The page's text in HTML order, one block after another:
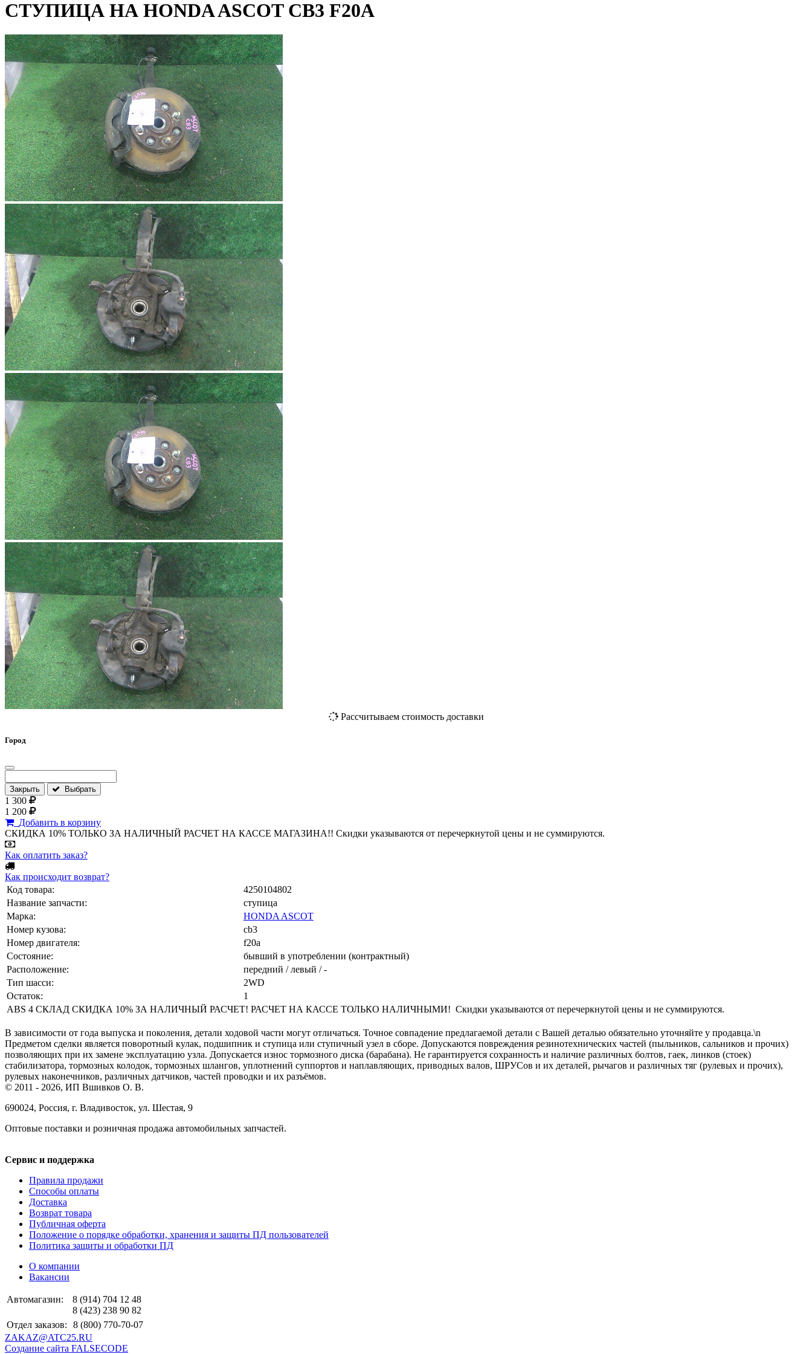
СТУПИЦА НА HONDA ASCOT CB3 F20A
Рассчитываем стоимость доставки
Город
Закрыть Выбрать
1 300
1 200
Добавить в корзину
СКИДКА 10% ТОЛЬКО ЗА НАЛИЧНЫЙ РАСЧЕТ НА КАССЕ МАГАЗИНА!! Скидки указываются от перечеркнутой цены и не суммируются.
Как оплатить заказ?
Как происходит возврат?
Код товара:
4250104802
Название запчасти:
ступица
Марка:
HONDA ASCOT
Номер кузова:
cb3
Номер двигателя:
f20a
Состояние:
бывший в употреблении (контрактный)
Расположение:
передний / левый / -
Тип шасси:
2WD
Остаток:
1
ABS 4 СКЛАД СКИДКА 10% ЗА НАЛИЧНЫЙ РАСЧЕТ! РАСЧЕТ НА КАССЕ ТОЛЬКО НАЛИЧНЫМИ! Скидки указываются от перечеркнутой цены и не суммируются.
В зависимости от года выпуска и поколения, детали ходовой части могут отличаться. Точное совпадение предлагаемой детали с Вашей деталью обязательно уточняйте у продавца.\n
Предметом сделки является поворотный кулак, подшипник и ступица или ступичный узел в сборе. Допускаются повреждения резинотехнических частей (пыльников, сальников и прочих)
позволяющих при их замене эксплуатацию узла. Допускается износ тормозного диска (барабана). Не гарантируется сохранность и наличие различных болтов, гаек, линков (стоек)
стабилизатора, тормозных колодок, тормозных шлангов, уплотнений суппортов и наплавляющих, приводных валов, ШРУСов и их деталей, рычагов и различных тяг (рулевых и прочих),
рулевых наконечников, различных датчиков, частей проводки и их разъёмов.
© 2011 - 2026, ИП Вшивков О. В.
690024, Россия, г. Владивосток, ул. Шестая, 9
Оптовые поставки и розничная продажа автомобильных запчастей.
Сервис и поддержка
Правила продажи
Способы оплаты
Доставка
Возврат товара
Публичная оферта
Положение о порядке обработки, хранения и защиты ПД пользователей
Политика защиты и обработки ПД
О компании
Вакансии
Автомагазин:
8 (914) 704 12 48
8 (423) 238 90 82
Отдел заказов:
8 (800) 770-70-07
ZAKAZ@ATC25.RU
Создание сайта FALSECODE